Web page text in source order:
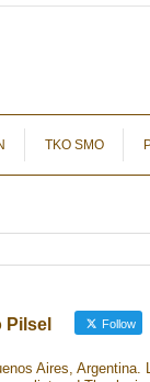
TKO SMO
Pilsel Follow
Aires, Argentina.